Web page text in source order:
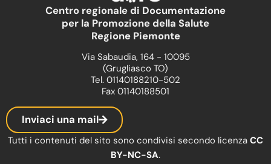
Centro regionale di Documentazione
per la Promozione della Salute
Regione Piemonte
Via Sabaudia, 164 - 10095
(Grugliasco TO)
Tel. 01140188210-502
Fax 01140188501
Inviaci una mail
Tutti i contenuti del sito sono condivisi secondo licenza CC
BY-NC-SA.